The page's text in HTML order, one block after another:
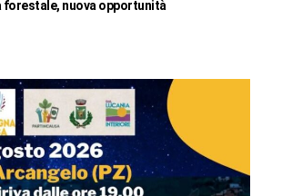
forestale, nuova opportunità